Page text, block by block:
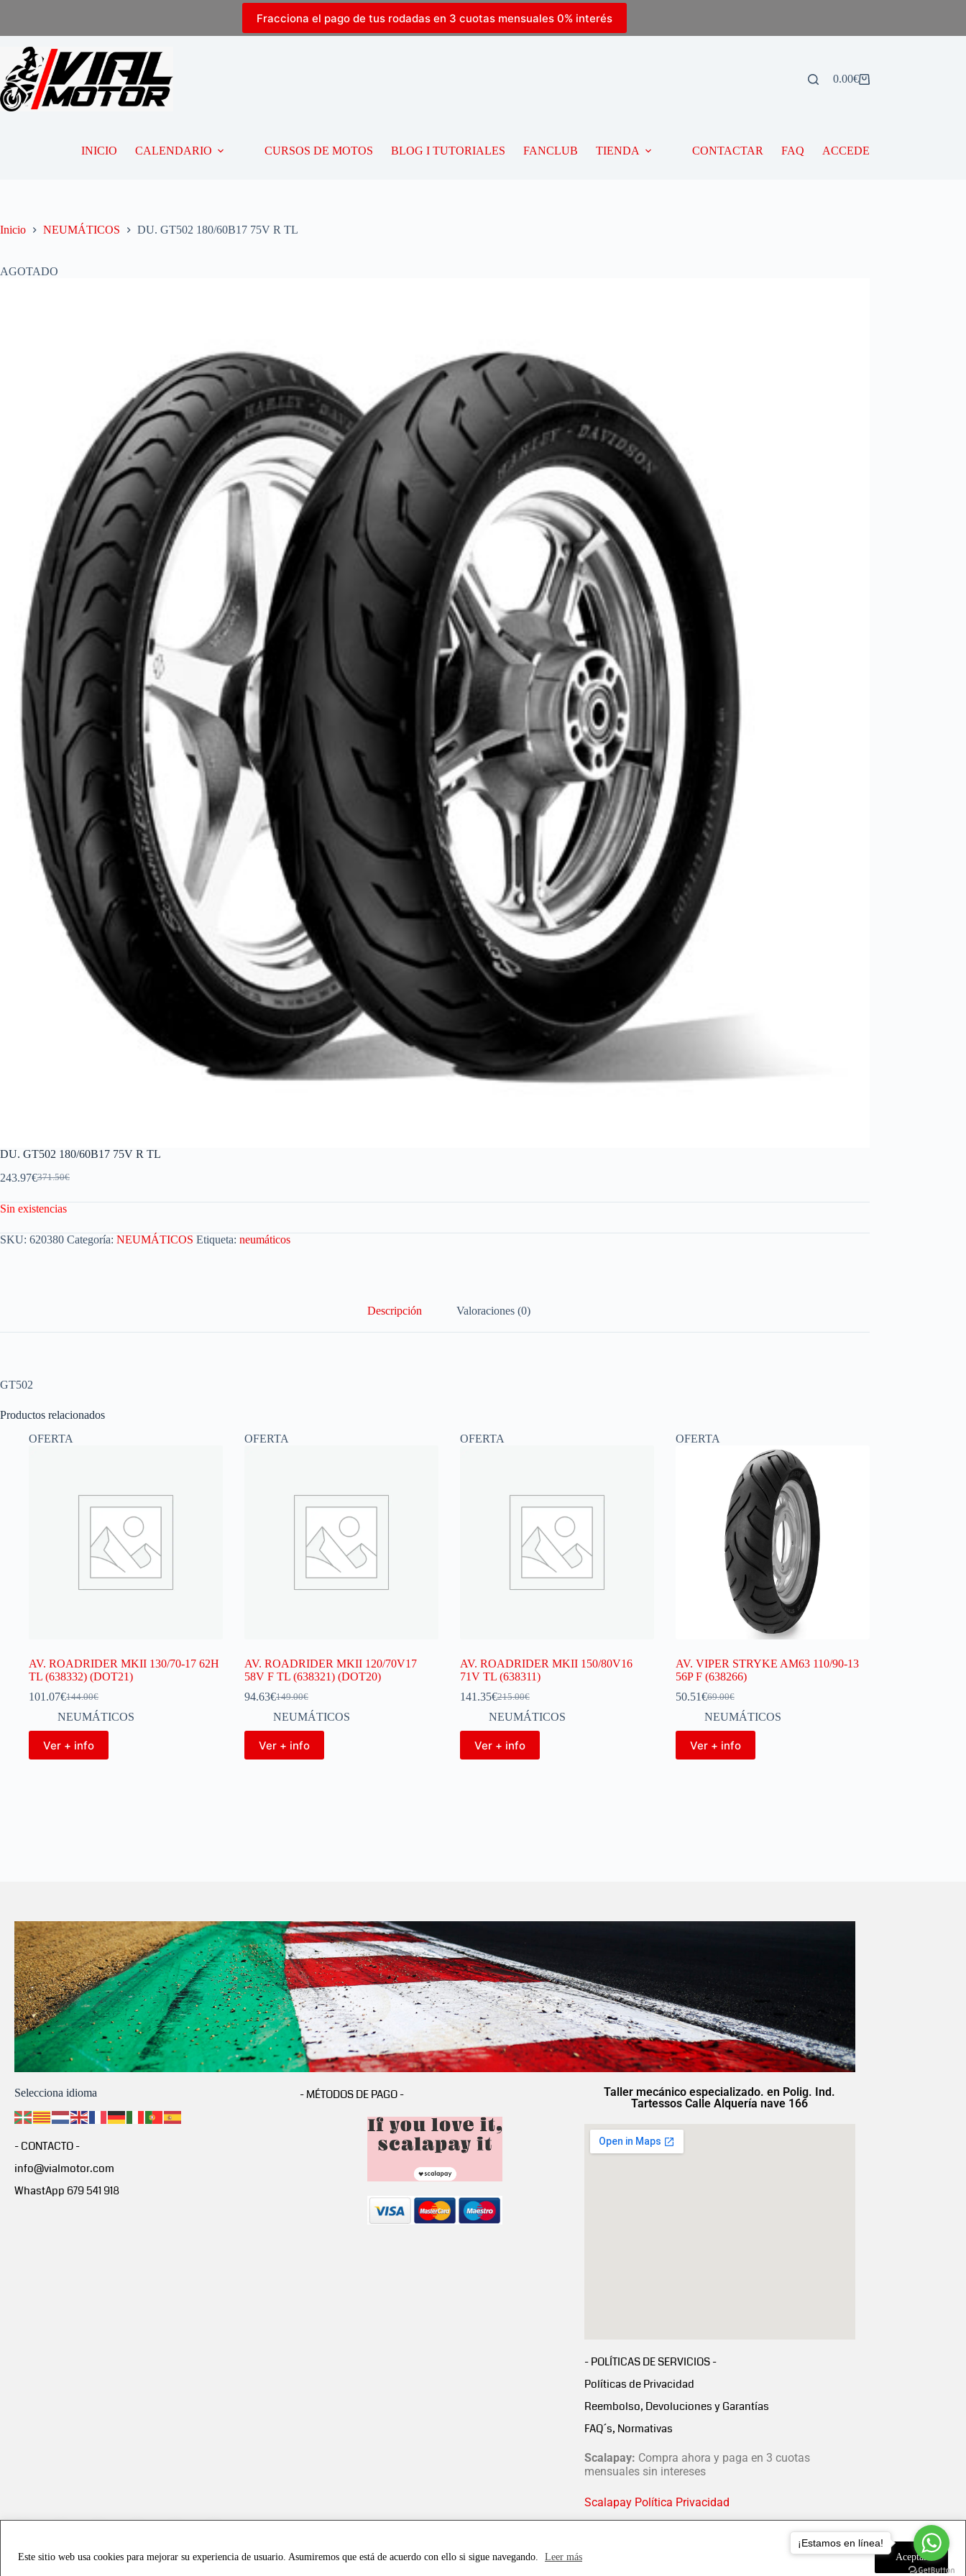
Este sitio web usa cookies para mejorar su experiencia de usuario. Asumiremos que está de acuerdo con ello si sigue navegando. Leer más Aceptar
Fracciona el pago de tus rodadas en 3 cuotas mensuales 0% interés
0.00€
INICIO CALENDARIO CURSOS DE MOTOS BLOG I TUTORIALES FANCLUB TIENDA CONTACTAR FAQ ACCEDE
Inicio NEUMÁTICOS DU. GT502 180/60B17 75V R TL
AGOTADO
DU. GT502 180/60B17 75V R TL
371.50€
243.97€
Sin existencias
SKU: 620380 Categoría: NEUMÁTICOS Etiqueta: neumáticos
Descripción Valoraciones (0)
GT502
Productos relacionados
OFERTA
AV. ROADRIDER MKII 130/70-17 62H
TL (638332) (DOT21)
144.00€
101.07€
NEUMÁTICOS
Ver + info
OFERTA
AV. ROADRIDER MKII 120/70V17
58V F TL (638321) (DOT20)
149.00€
94.63€
NEUMÁTICOS
Ver + info
OFERTA
AV. ROADRIDER MKII 150/80V16
71V TL (638311)
215.00€
141.35€
NEUMÁTICOS
Ver + info
OFERTA
AV. VIPER STRYKE AM63 110/90-13
56P F (638266)
69.00€
50.51€
NEUMÁTICOS
Ver + info
Selecciona idioma
- CONTACTO -
info@vialmotor.com
WhastApp 679 541 918
- MÉTODOS DE PAGO -
Taller mecánico especializado. en Polig. Ind.
Tartessos Calle Alquería nave 166
- POLÍTICAS DE SERVICIOS -
Políticas de Privacidad
Reembolso, Devoluciones y Garantías
FAQ´s, Normativas
Scalapay: Compra ahora y paga en 3 cuotas
mensuales sin intereses
Scalapay Política Privacidad
¡Estamos en línea!